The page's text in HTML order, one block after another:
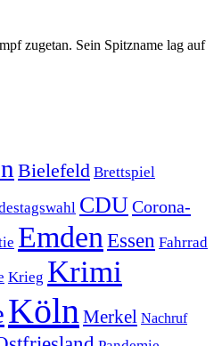
zugetan. Sein Spitzname lag auf
Bielefeld Brettspiel
CDUCorona-
Emden Essen Fahrrad
Krieg Krimi
Köln Merkel Nachruf